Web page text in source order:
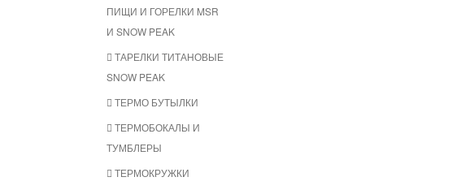
ПИЩИ И ГОРЕЛКИ MSR
И SNOW PEAK
ТАРЕЛКИ ТИТАНОВЫЕ
SNOW PEAK
ТЕРМО БУТЫЛКИ
ТЕРМОБОКАЛЫ И
ТУМБЛЕРЫ
ТЕРМОКРУЖКИ